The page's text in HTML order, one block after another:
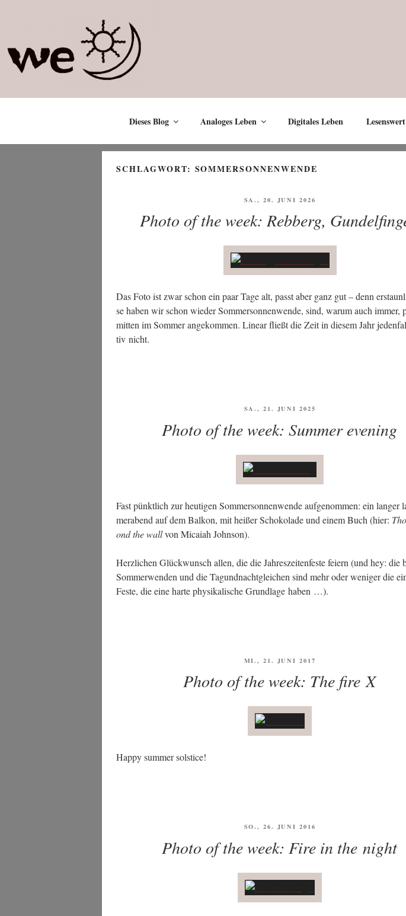
Dieses Blog Analoges Leben Digitales Leben Lesenswert
SCHLAGWORT: SOMMERSONNENWENDE
VERÖFFENTLICHT
SA., 20. JUNI 2026
Photo of the week: Rebberg,
Das Foto ist zwar schon ein paar Tage alt, passt aber ganz gut – denn
se haben wir schon wie­der Som­mer­son­nen­wen­de, sind, war­um auch immer,
mit­ten im Som­mer ange­kom­men. Line­ar fließt die Zeit in die­sem Jahr
tiv nicht.
VERÖFFENTLICHT
SA., 21. JUNI 2025
Photo of the week: Summer evening
Fast pünkt­lich zur heu­ti­gen Som­mer­son­nen­wen­de auf­ge­nom­men: ein lan­ger
mer­abend auf dem Bal­kon, mit hei­ßer Scho­ko­la­de und einem Buch (hier:
ond the wallvon Micai­ah Johnson).
Herz­li­chen Glück­wunsch allen, die die Jah­res­zei­ten­fes­te fei­ern (und hey: die
Som­mer­wen­den und die Tag­und­nacht­glei­chen sind mehr oder weni­ger die
Fes­te, die eine har­te phy­si­ka­li­sche Grund­la­ge haben …).
VERÖFFENTLICHT
MI., 21. JUNI 2017
Photo of the week: The fire X
Hap­py sum­mer solstice!
VERÖFFENTLICHT
SO., 26. JUNI 2016
Photo of the week: Fire in the night